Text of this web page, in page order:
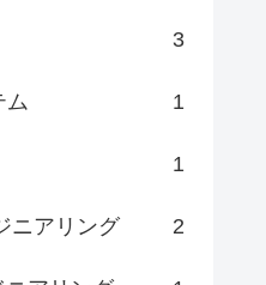
3
ム 1
1
ニアリング 2